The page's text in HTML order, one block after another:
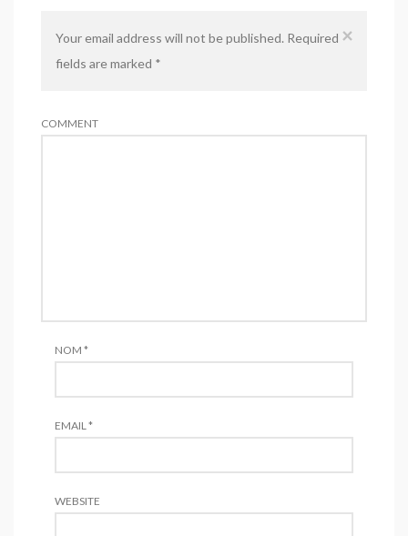
×
Your email address will not be published. Required
fields are marked *
COMMENT
NOM *
EMAIL*
WEBSITE